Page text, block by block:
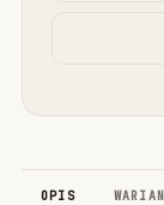
OPIS